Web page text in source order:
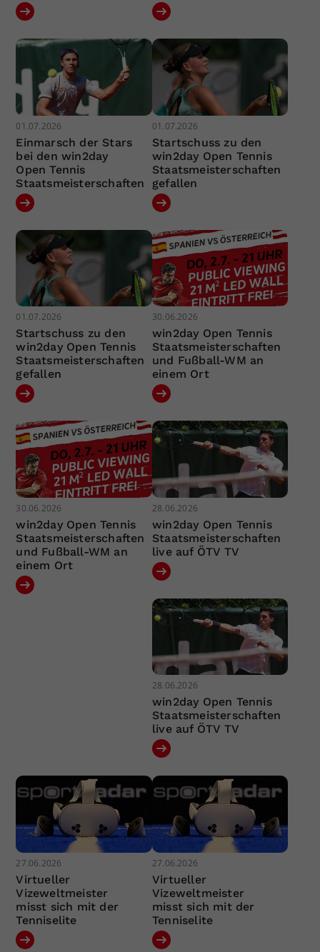
01.07.2026
Einmarsch der Stars
bei den win2day
Open Tennis
Staatsmeisterschaften
01.07.2026
Startschuss zu den
win2day Open Tennis
Staatsmeisterschaften
gefallen
01.07.2026
Startschuss zu den
win2day Open Tennis
Staatsmeisterschaften
gefallen
30.06.2026
win2day Open Tennis
Staatsmeisterschaften
und Fußball-WM an
einem Ort
30.06.2026
win2day Open Tennis
Staatsmeisterschaften
und Fußball-WM an
einem Ort
28.06.2026
win2day Open Tennis
Staatsmeisterschaften
live auf ÖTV TV
28.06.2026
win2day Open Tennis
Staatsmeisterschaften
live auf ÖTV TV
27.06.2026
Virtueller
Vizeweltmeister
misst sich mit der
Tenniselite
27.06.2026
Virtueller
Vizeweltmeister
misst sich mit der
Tenniselite